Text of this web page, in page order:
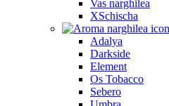
Vas narghilea
XSchischa
Adalya
Darkside
Element
Os Tobacco
Sebero